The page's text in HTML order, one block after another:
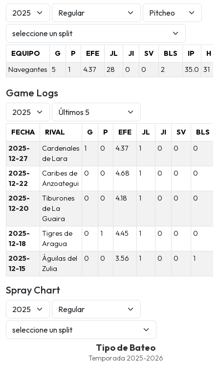
EQUIPO G P EFE JL JI SV BLS IP
H
Navegantes 5 1 4.37 28 0 0 2 35.0 31
Game Logs
FECHA RIVAL G P EFE JL JI SV
BLS
2025-
12-27
Cardenales
de Lara
1 0 4.37 1 0 0 0
2025-
12-22
Caribes de
Anzoategui
0 0 4.68 1 0 0 0
2025-
12-20
Tiburones
de La
Guaira
0 0 4.18 1 0 0 0
2025-
12-18
Tigres de
Aragua
0 1 4.45 1 0 0 0
2025-
12-15
Águilas del
Zulia
0 0 3.56 1 0 0 1
Spray Chart
Combination chart with 8 data series.
Tipo de Bateo
Temporada 2025-2026